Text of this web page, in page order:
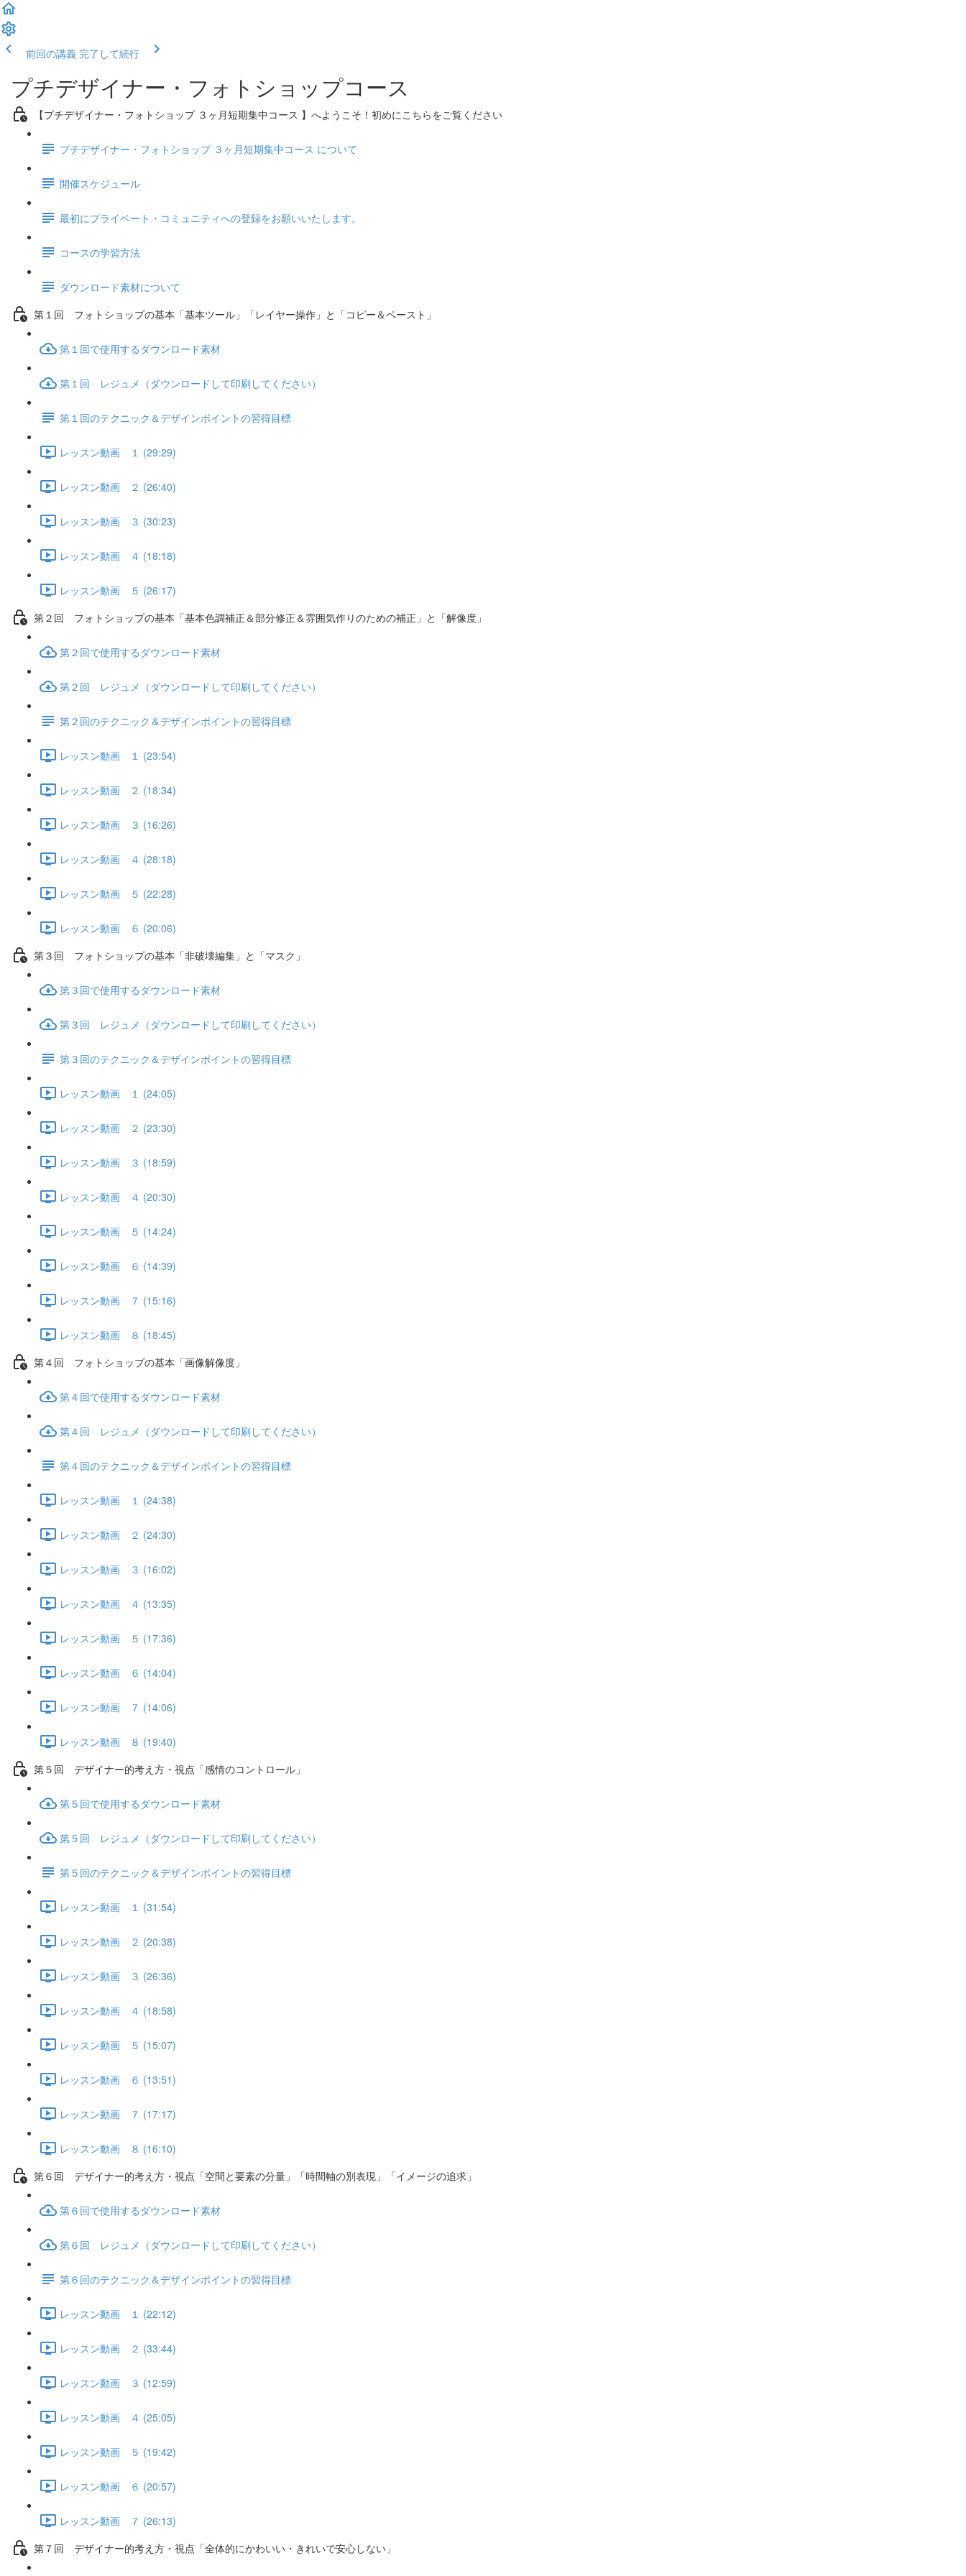
前回の講義 完了して続行
プチデザイナー・フォトショップコース
【プチデザイナー・フォトショップ ３ヶ月短期集中コース 】へようこそ！初めにこちらをご覧ください
プチデザイナー・フォトショップ ３ヶ月短期集中コース について
開催スケジュール
最初にプライベート・コミュニティへの登録をお願いいたします。
コースの学習方法
ダウンロード素材について
第１回 フォトショップの基本「基本ツール」「レイヤー操作」と「コピー＆ペースト」
第１回で使用するダウンロード素材
第１回 レジュメ（ダウンロードして印刷してください）
第１回のテクニック＆デザインポイントの習得目標
レッスン動画 １ (29:29)
レッスン動画 ２ (26:40)
レッスン動画 ３ (30:23)
レッスン動画 ４ (18:18)
レッスン動画 ５ (26:17)
第２回 フォトショップの基本「基本色調補正＆部分修正＆雰囲気作りのための補正」と「解像度」
第２回で使用するダウンロード素材
第２回 レジュメ（ダウンロードして印刷してください）
第２回のテクニック＆デザインポイントの習得目標
レッスン動画 １ (23:54)
レッスン動画 ２ (18:34)
レッスン動画 ３ (16:26)
レッスン動画 ４ (28:18)
レッスン動画 ５ (22:28)
レッスン動画 ６ (20:06)
第３回 フォトショップの基本「非破壊編集」と「マスク」
第３回で使用するダウンロード素材
第３回 レジュメ（ダウンロードして印刷してください）
第３回のテクニック＆デザインポイントの習得目標
レッスン動画 １ (24:05)
レッスン動画 ２ (23:30)
レッスン動画 ３ (18:59)
レッスン動画 ４ (20:30)
レッスン動画 ５ (14:24)
レッスン動画 ６ (14:39)
レッスン動画 ７ (15:16)
レッスン動画 ８ (18:45)
第４回 フォトショップの基本「画像解像度」
第４回で使用するダウンロード素材
第４回 レジュメ（ダウンロードして印刷してください）
第４回のテクニック＆デザインポイントの習得目標
レッスン動画 １ (24:38)
レッスン動画 ２ (24:30)
レッスン動画 ３ (16:02)
レッスン動画 ４ (13:35)
レッスン動画 ５ (17:36)
レッスン動画 ６ (14:04)
レッスン動画 ７ (14:06)
レッスン動画 ８ (19:40)
第５回 デザイナー的考え方・視点「感情のコントロール」
第５回で使用するダウンロード素材
第５回 レジュメ（ダウンロードして印刷してください）
第５回のテクニック＆デザインポイントの習得目標
レッスン動画 １ (31:54)
レッスン動画 ２ (20:38)
レッスン動画 ３ (26:36)
レッスン動画 ４ (18:58)
レッスン動画 ５ (15:07)
レッスン動画 ６ (13:51)
レッスン動画 ７ (17:17)
レッスン動画 ８ (16:10)
第６回 デザイナー的考え方・視点「空間と要素の分量」「時間軸の別表現」「イメージの追求」
第６回で使用するダウンロード素材
第６回 レジュメ（ダウンロードして印刷してください）
第６回のテクニック＆デザインポイントの習得目標
レッスン動画 １ (22:12)
レッスン動画 ２ (33:44)
レッスン動画 ３ (12:59)
レッスン動画 ４ (25:05)
レッスン動画 ５ (19:42)
レッスン動画 ６ (20:57)
レッスン動画 ７ (26:13)
第７回 デザイナー的考え方・視点「全体的にかわいい・きれいで安心しない」